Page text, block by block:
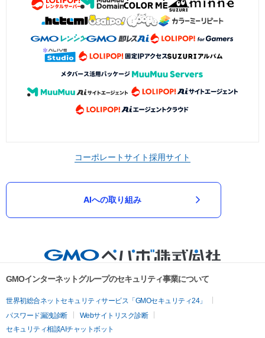
コーポレートサイト採用サイト
AIへの取り組み
GMOインターネットグループのセキュリティ事業について
世界初総合ネットセキュリティサービス「GMOセキュリティ24」
パスワード漏洩診断
Webサイトリスク診断
セキュリティ相談AIチャットボット